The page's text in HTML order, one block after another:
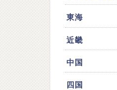
東海
近畿
中国
四国